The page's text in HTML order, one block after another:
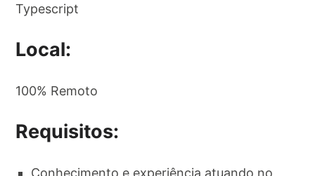
Typescript
Local:
100% Remoto
Requisitos:
Conhecimento e experiência atuando no